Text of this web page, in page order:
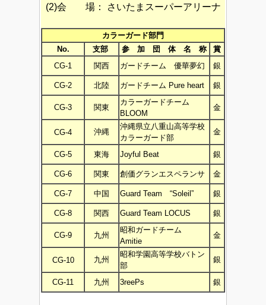
(2)会 場：
さいたまスーパーアリーナ
カラーガード部門
No.
支部 参 加 団 体 名 称
賞
CG-1
関西 ガードチーム 優華夢幻 銀
CG-2 北陸 ガードチーム Pure heart 銀
CG-3 関東
カラーガードチーム
BLOOM
金
CG-4 沖縄
沖縄県立八重山高等学校
カラーガード部
金
CG-5 東海 Joyful Beat 銀
CG-6 関東 創価グランエスペランサ 金
CG-7 中国 Guard Team “Soleil” 銀
CG-8 関西 Guard Team LOCUS 銀
CG-9 九州
昭和ガードチーム
Amitie
金
CG-10 九州
昭和学園高等学校バトン
部
銀
CG-11 九州 3reePs 銀